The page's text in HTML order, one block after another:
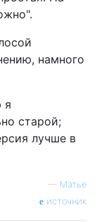
намного
я
старой;
лучше в
— Матье
источник